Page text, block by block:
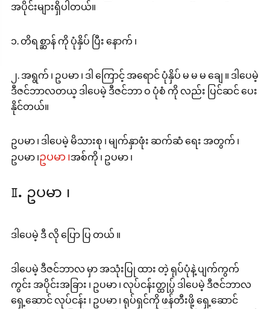
အပိုင်းများရှိပါတယ်။
၁. တိရစ္ဆာန် ကို ပုံနှိပ် ပြီး နောက် ၊
၂. အရွက် ၊ ဥပမာ ၊ ဒါ ကြောင့် အရောင် ပုံနှိပ် မ မ မ ချေ ။ ဒါပေမဲ့
ဒီဇင်ဘာလတယ္ ဒါပေမဲ့ ဒီဇင်ဘာ ဝ ပုံစံ ကို လည်း ပြင်ဆင် ပေး
နိုင်တယ်။
ဥပမာ ၊ ဒါပေမဲ့ မိသားစု ၊ မျက်နှာဖုံး ဆက်ဆံ ရေး အတွက် ၊
ဥပမာ ၊ဥပမာ ၊အစ်ကို ၊ ဥပမာ ၊
Ⅱ. ဥပမာ ၊
ဒါပေမဲ့ ဒီ လို ပြော ပြ တယ် ။
ဒါပေမဲ့ ဒီဇင်ဘာလ မှာ အသုံးပြု ထား တဲ့ ရုပ်ပုံနဲ့ ပျက်ကွက်
ကွင်း အပိုင်းအခြား ၊ ဥပမာ ၊ လုပ်ငန်းတ္ထုပ္ပ် ဒါပေမဲ့ ဒီဇင်ဘာလ
ရှေ့ဆောင် လုပ်ငန်း ၊ ဥပမာ ၊ ရုပ်ရှင်ကို ဖန်တီးဖို့ ရှေ့ဆောင်